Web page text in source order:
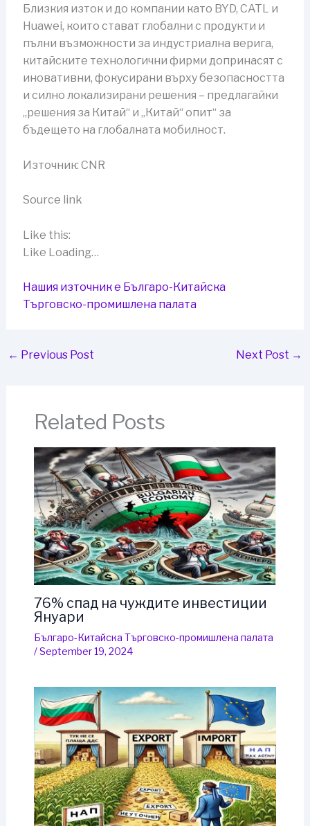
Близкия изток и до компании като BYD, CATL и
Huawei, които стават глобални с продукти и
пълни възможности за индустриална верига,
китайските технологични фирми допринасят с
иновативни, фокусирани върху безопасността
и силно локализирани решения – предлагайки
„решения за Китай“ и „Китай“ опит“ за
бъдещето на глобалната мобилност.
Източник: CNR
Source link
Like this:
Like Loading…
Нашия източник е Българо-Китайска
Търговско-промишлена палaта
← Previous Post Next Post →
Related Posts
76% спад на чуждите инвестиции
Януари
Българо-Китайска Търговско-промишлена палaта
/September 19, 2024